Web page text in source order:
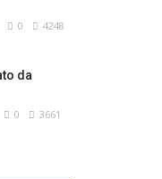
0 4248
da
0 3661